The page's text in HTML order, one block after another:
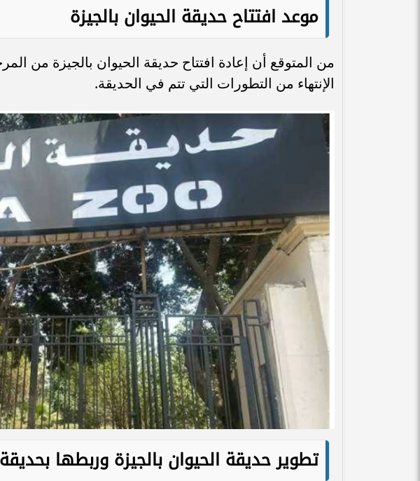
موعد افتتاح حديقة الحيوان بالجيزة
الإنتهاء من التطورات التي تتم في الحديقة.
تطوير حديقة الحيوان بالجيزة وربطها